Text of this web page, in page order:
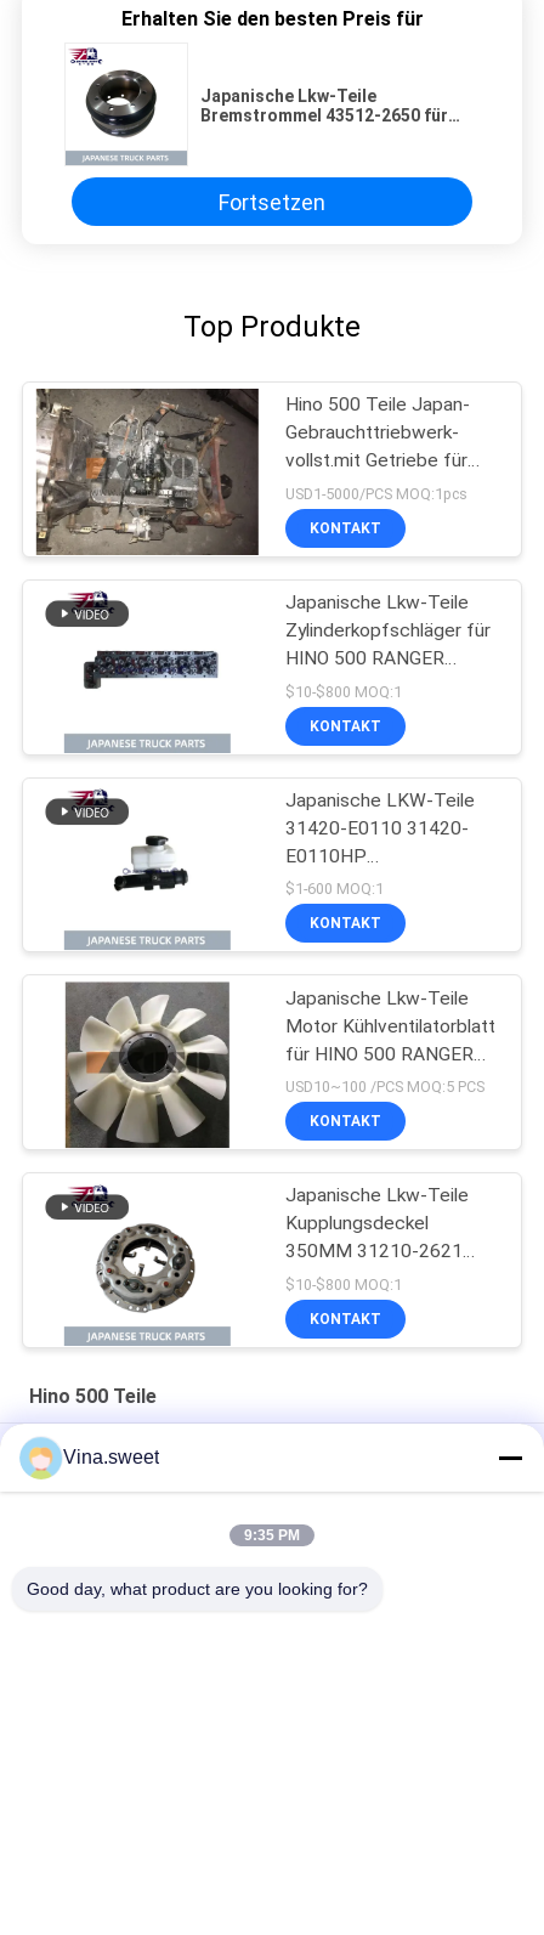
Erhalten Sie den besten Preis für
Japanische Lkw-Teile
Bremstrommel 43512-2650 für
Motorteile
Fortsetzen
Top Produkte
Hino 500 Teile Japan-
Gebrauchttriebwerk-
vollst.mit Getriebe für
gute Zustand HINO 500
Strecken-J08CT
USD1-5000/PCS MOQ:1pcs
KONTAKT
Japanische Lkw-Teile
Zylinderkopfschläger für
HINO 500 RANGER
J08C-UJ J08CT OEM
11101-E0541
$10-$800 MOQ:1
KONTAKT
Japanische LKW-Teile
31420-E0110 31420-
E0110HP
Kupplungsnehmerzylinder
für HINO 500 J08E
$1-600 MOQ:1
KONTAKT
Japanische Lkw-Teile
Motor Kühlventilatorblatt
für HINO 500 RANGER
J08E EURO 4 10
BLADES
USD10~100 /PCS MOQ:5 PCS
KONTAKT
Japanische Lkw-Teile
Kupplungsdeckel
350MM 31210-2621
HNC540 Für HINO 500
RANGER Lkw J08C
J08CT zum Verkauf
$10-$800 MOQ:1
KONTAKT
Hino 500 Teile
Einspritzpumpe Hino HINO 500 Förster-J08C 500 Teile
Maschinenteile Hino J08E des Lkw-Motor-S130A-E0101
Vina.sweet
9:35 PM
Good day, what product are you looking for?